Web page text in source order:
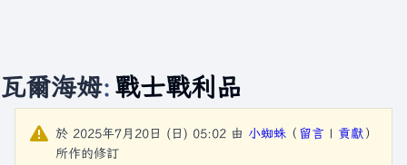
瓦爾海姆: 戰士戰利品
於 2025年7月20日 (日) 05:02 由 小蜘蛛 （ 留言 | 貢獻 ）
所作的修訂